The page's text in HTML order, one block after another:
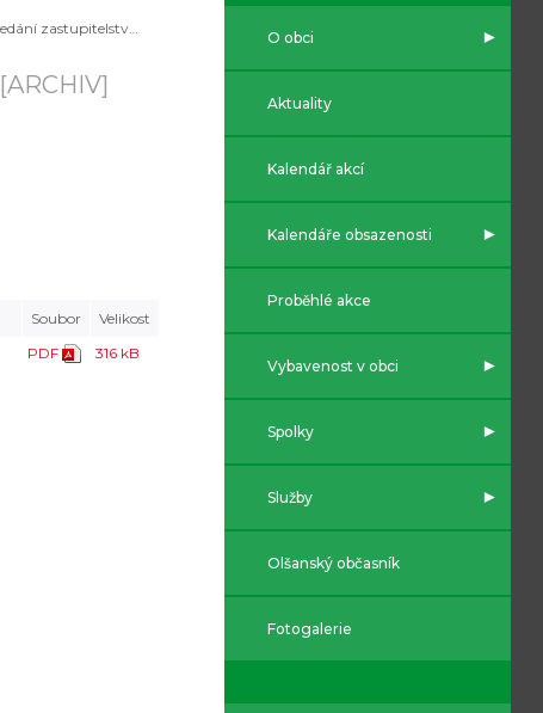
Zasedání zastupitelstva duben 2025
[ARCHIV]
Soubor
Velikost
PDF 316 kB
O obci
Aktuality
Kalendář akcí
Kalendáře obsazenosti
Proběhlé akce
Vybavenost v obci
Spolky
Služby
Olšanský občasník
Fotogalerie